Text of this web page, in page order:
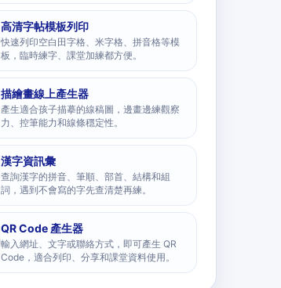
高清字帖模板列印
快速列印空白田字格、米字格、拼音格等模
板，臨時練字、課堂加練都方便。
描繪畫線上產生器
產生適合孩子描摹的線稿圖，邊畫邊練觀察
力、控筆能力和線條穩定性。
漢字資訊彙
查詢漢字的拼音、筆順、部首、結構和組
詞，遇到不會寫的字先查清楚再練。
QR Code 產生器
輸入網址、文字或聯絡方式，即可產生 QR
Code，適合列印、分享和課堂資料使用。